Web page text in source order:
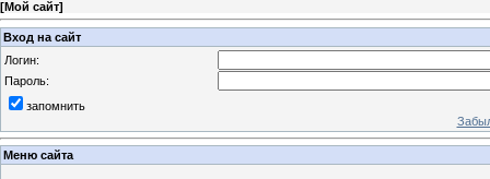
[Мой сайт]
Вход на сайт
Логин:
Пароль:
запомнить
Меню сайта